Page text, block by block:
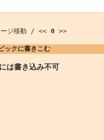
ージ移動 / << 0 >>
ックに書きこむ
は書き込み不可